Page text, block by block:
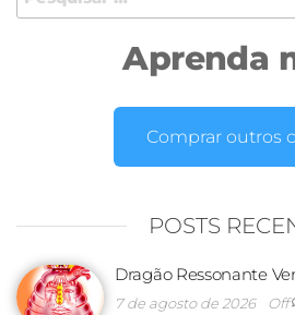
Aprenda
Comprar outros
POSTS
Dragão Ressonante
7 de agosto de 2026 Off